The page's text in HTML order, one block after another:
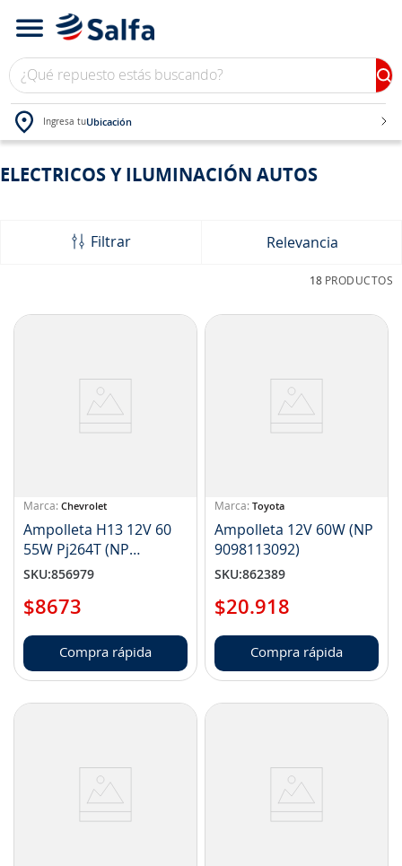
¿Qué repuesto estás buscando?
Ingresa tuUbicación
ELECTRICOS Y ILUMINACIÓN AUTOS
Filtrar Relevancia
18 PRODUCTOS
Chevrolet
Ampolleta H13 12V 60
55W Pj264T (NP
1964623)
SKU:856979
$8673
Compra rápida
Toyota
Ampolleta 12V 60W (NP
9098113092)
SKU:862389
$20.918
Compra rápida
TÉRMINOS MÁS BUSCADOS
5.
chevrolet
john deere